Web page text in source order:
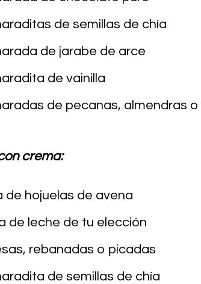
de semillas de chía
de jarabe de arce
de vainilla
de pecanas, almendras o
crema:
de hojuelas de avena
de leche de tu elección
rebanadas o picadas
de semillas de chía